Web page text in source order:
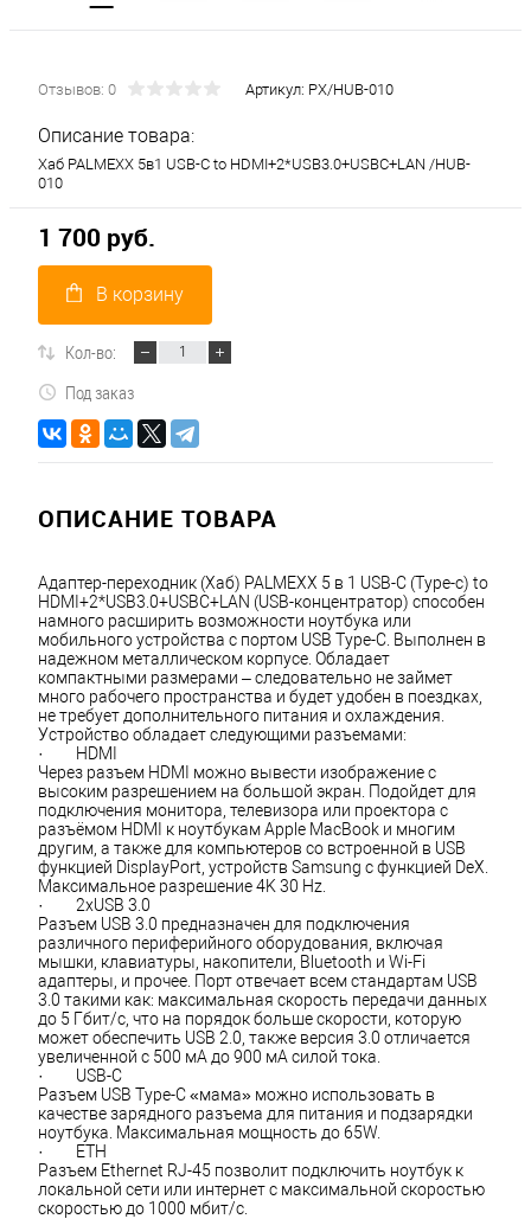
Отзывов: 0 Артикул: PX/HUB-010
Описание товара:
Хаб PALMEXX 5в1 USB-C to HDMI+2*USB3.0+USBC+LAN /HUB-
010
1 700 руб.
В корзину
Кол-во:
Под заказ
ОПИСАНИЕ ТОВАРА
Адаптер-переходник (Хаб) PALMEXX 5 в 1 USB-C (Type-c) to
HDMI+2*USB3.0+USBC+LAN (USB-концентратор) способен
намного расширить возможности ноутбука или
мобильного устройства с портом USB Type-C. Выполнен в
надежном металлическом корпусе. Обладает
компактными размерами – следовательно не займет
много рабочего пространства и будет удобен в поездках,
не требует дополнительного питания и охлаждения.
Устройство обладает следующими разъемами:
·         HDMI
Через разъем HDMI можно вывести изображение с
высоким разрешением на большой экран. Подойдет для
подключения монитора, телевизора или проектора с
разъёмом HDMI к ноутбукам Apple MacBook и многим
другим, а также для компьютеров со встроенной в USB
функцией DisplayPort, устройств Samsung с функцией DeX.
Максимальное разрешение 4K 30 Hz.
·         2xUSB 3.0
Разъем USB 3.0 предназначен для подключения
различного периферийного оборудования, включая
мышки, клавиатуры, накопители, Bluetooth и Wi-Fi
адаптеры, и прочее. Порт отвечает всем стандартам USB
3.0 такими как: максимальная скорость передачи данных
до 5 Гбит/с, что на порядок больше скорости, которую
может обеспечить USB 2.0, также версия 3.0 отличается
увеличенной с 500 мА до 900 мА силой тока.
·         USB-C
Разъем USB Type-C «мама» можно использовать в
качестве зарядного разъема для питания и подзарядки
ноутбука. Максимальная мощность до 65W.
·         ETH
Разъем Ethernet RJ-45 позволит подключить ноутбук к
локальной сети или интернет с максимальной скоростью
скоростью до 1000 мбит/с.